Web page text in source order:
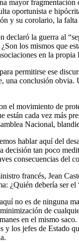
mayor
oportunista e
y su corolario, la
declaró la guerra al
los mismos que
en la
permitirse ese
una conclusión
el movimiento de
están cada vez más
Nacional,
hablar aquí del
decisión tan poco
consecuencias del
francés, Jean
¿Quién debería ser
no es de ninguna
de
en el mismo
y los jefes de Estado